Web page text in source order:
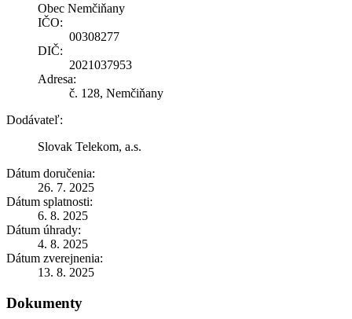
Obec Nemčiňany
IČO:
00308277
DIČ:
2021037953
Adresa:
č. 128, Nemčiňany
Dodávateľ:
Slovak Telekom, a.s.
Dátum doručenia:
26. 7. 2025
Dátum splatnosti:
6. 8. 2025
Dátum úhrady:
4. 8. 2025
Dátum zverejnenia:
13. 8. 2025
Dokumenty